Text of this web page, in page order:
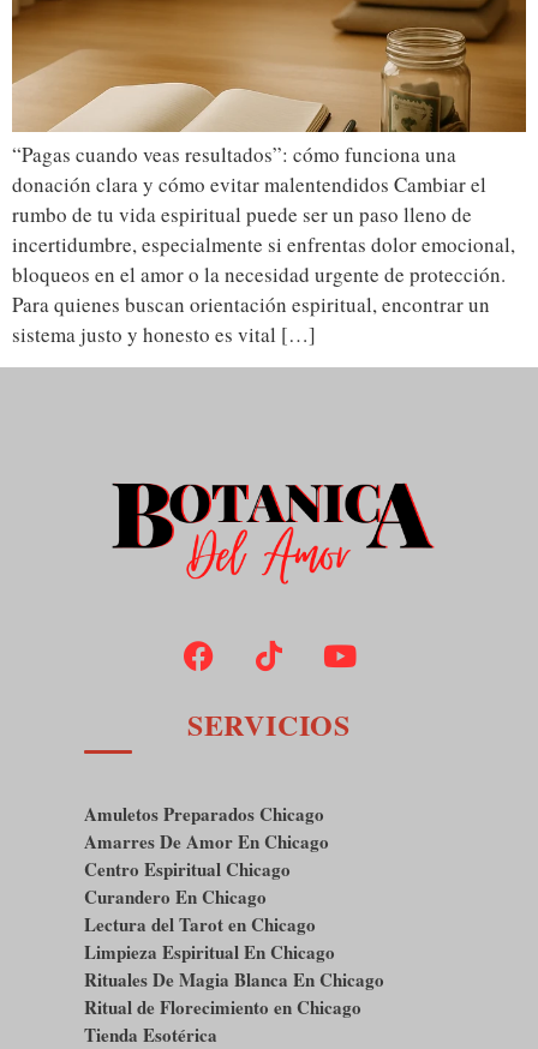
“Pagas cuando veas resultados”: cómo funciona una
donación clara y cómo evitar malentendidos Cambiar el
rumbo de tu vida espiritual puede ser un paso lleno de
incertidumbre, especialmente si enfrentas dolor emocional,
bloqueos en el amor o la necesidad urgente de protección.
Para quienes buscan orientación espiritual, encontrar un
sistema justo y honesto es vital […]
SERVICIOS
Amuletos Preparados Chicago
Amarres De Amor En Chicago
Centro Espiritual Chicago
Curandero En Chicago
Lectura del Tarot en Chicago
Limpieza Espiritual En Chicago
Rituales De Magia Blanca En Chicago
Ritual de Florecimiento en Chicago
Tienda Esotérica